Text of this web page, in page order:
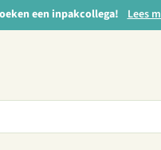
een inpakcollega! Lees